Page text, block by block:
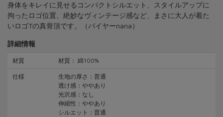
身体をキレイに見せるコンパクトシルエット、スタイルアップに
拘ったロゴ位置、絶妙なヴィンテージ感など、まさに大人が着た
いロゴTの真骨頂です。（バイヤーnana）
詳細情報
材質 材質： 綿100%
仕様
生地の厚さ：普通
透け感：ややあり
光沢感：なし
伸縮性：ややあり
シルエット：普通